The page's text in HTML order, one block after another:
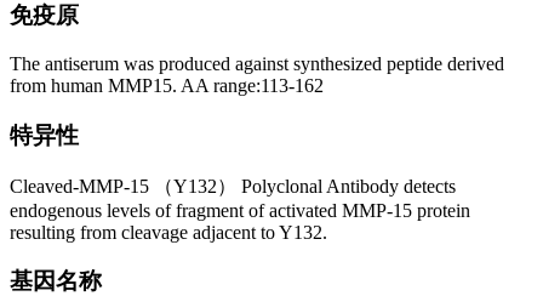
免疫原
The antiserum was produced against synthesized peptide derived
from human MMP15. AA range:113-162
特异性
Cleaved-MMP-15 （Y132） Polyclonal Antibody detects
endogenous levels of fragment of activated MMP-15 protein
resulting from cleavage adjacent to Y132.
基因名称